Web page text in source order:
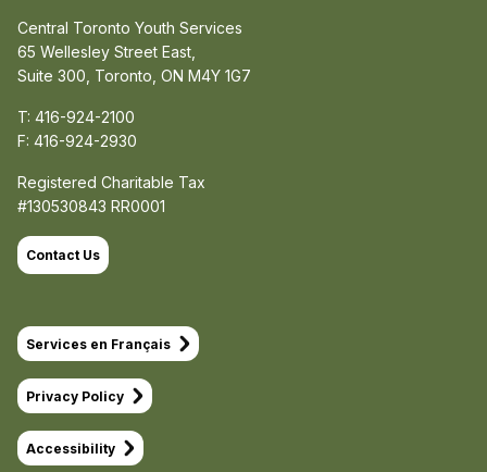
Central Toronto Youth Services
65 Wellesley Street East,
Suite 300, Toronto, ON M4Y 1G7
T: 416-924-2100
F: 416-924-2930
Registered Charitable Tax
#130530843 RR0001
Contact Us
Services en Français
Privacy Policy
Accessibility